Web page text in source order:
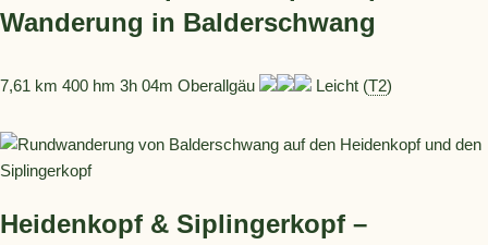
Wanderung in Balderschwang
7,61 km 400 hm 3h 04m Oberallgäu Leicht (T2)
Heidenkopf & Siplingerkopf –